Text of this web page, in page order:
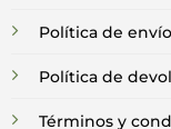
Política de
Política de
Términos y